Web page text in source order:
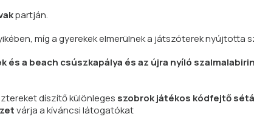
partján.
míg a gyerekek elmerülnek a játszóterek nyújtotta
és a beach csúszkapálya és az újra nyíló
díszítő különleges szobrok játékos kódfejtő
várja a kíváncsi látogatókat